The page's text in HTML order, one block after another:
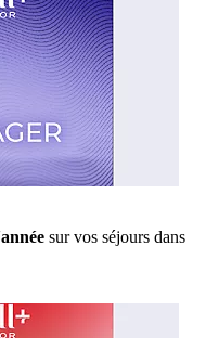
sur vos séjours dans